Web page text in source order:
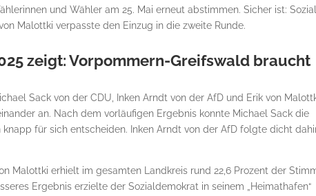
und Wähler am 25. Mai erneut abstimmen. Sicher ist: Sozial
Malottki verpasste den Einzug in die zweite Runde.
zeigt: Vorpommern-Greifswald braucht
Sack von der CDU, Inken Arndt von der AfD und Erik von
an. Nach dem vorläufigen Ergebnis konnte Michael Sack die
für sich entscheiden. Inken Arndt von der AfD folgte dicht
Malottki erhielt im gesamten Landkreis rund 22,6 Prozent der
Ergebnis erzielte der Sozialdemokrat in seinem „Heimathafen“